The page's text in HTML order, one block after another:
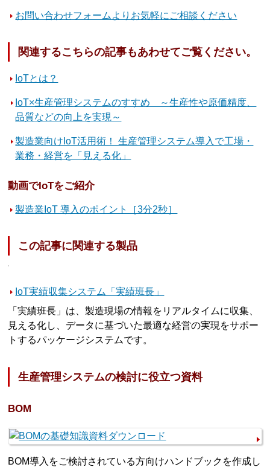
お問い合わせフォームよりお気軽にご相談ください
関連するこちらの記事もあわせてご覧ください。
IoTとは？
IoT×生産管理システムのすすめ ～生産性や原価精度、
品質などの向上を実現～
製造業向けIoT活用術！ 生産管理システム導入で工場・
業務・経営を「見える化」
動画でIoTをご紹介
製造業IoT 導入のポイント［3分2秒］
この記事に関連する製品
IoT実績収集システム「実績班長」
「実績班長」は、製造現場の情報をリアルタイムに収集、
見える化し、データに基づいた最適な経営の実現をサポー
トするパッケージシステムです。
生産管理システムの検討に役立つ資料
BOM
BOM導入をご検討されている方向けハンドブックを作成し